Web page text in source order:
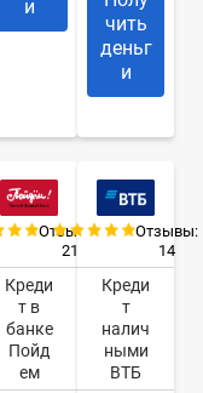
и
чить
деньг
и
Отзывы:
21
Креди
т в
банке
Пойд
ем
Отзывы:
14
Креди
т
налич
ными
ВТБ